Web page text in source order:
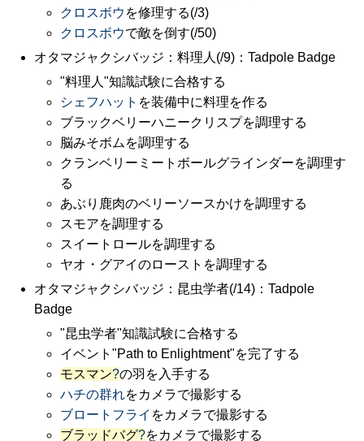
クロスボウ を修理する(/3)
クロスボウで敵を倒す(/50)
オタマジャクシバッジ：料理人(/9)：Tadpole Badge
"料理人"知識試験に合格する
シェフハット を装備中に料理を作る
ブラックベリーハニークリスプを調理する
脳みそボムを調理する
クランベリーミートボールグラインダーを調理す
る
あぶり鹿肉のベリーソースかけを調理する
スモアを調理する
スイートロールを調理する
ヤオ・グアイのローストを調理する
オタマジャクシバッジ：昆虫学者(/14)：Tadpole
Badge
"昆虫学者"知識試験に合格する
イベント"Path to Enlightment"を完了する
モスマン?の羽を入手する
ハチの群れをカメラで撮影する
ブロートフライ をカメラで撮影する
ブラッドバグ?をカメラで撮影する